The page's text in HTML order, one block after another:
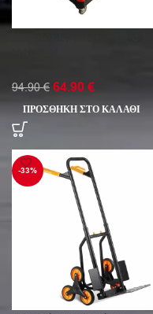
94.90€ 64.90€
ΠΡΟΣΘΉΚΗ ΣΤΟ ΚΑΛΆΘΙ
-33%